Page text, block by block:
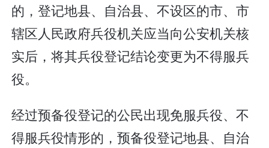
的，登记地县、自治县、不设区的市、市
辖区人民政府兵役机关应当向公安机关核
实后，将其兵役登记结论变更为不得服兵
役。
经过预备役登记的公民出现免服兵役、不
得服兵役情形的，预备役登记地县、自治